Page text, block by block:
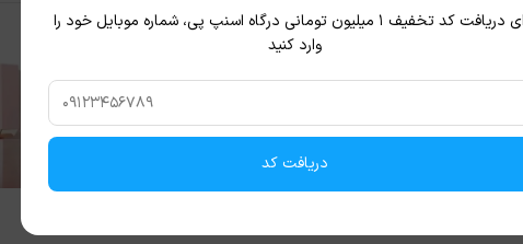
برای دریافت کد تخفیف ۱ میلیون تومانی درگاه اسنپ پی، شماره موبایل خود را
وارد کنید
دریافت کد